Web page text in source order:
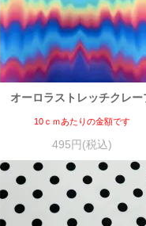
オーロラストレッチクレー
10ｃｍあたりの金額です
495円(税込)